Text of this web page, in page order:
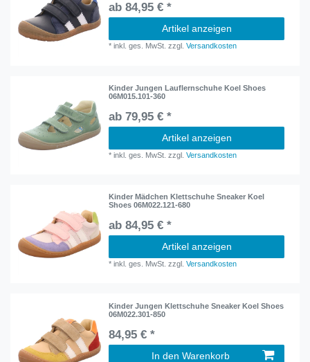
ab 84,95 € *
Artikel anzeigen
*inkl. ges. MwSt. zzgl.Versandkosten
Kinder Jungen Lauflernschuhe Koel Shoes
06M015.101-360
ab 79,95 € *
Artikel anzeigen
*inkl. ges. MwSt. zzgl.Versandkosten
Kinder Mädchen Klettschuhe Sneaker Koel
Shoes 06M022.121-680
ab 84,95 € *
Artikel anzeigen
*inkl. ges. MwSt. zzgl.Versandkosten
Kinder Jungen Klettschuhe Sneaker Koel Shoes
06M022.301-850
84,95 € *
In den Warenkorb